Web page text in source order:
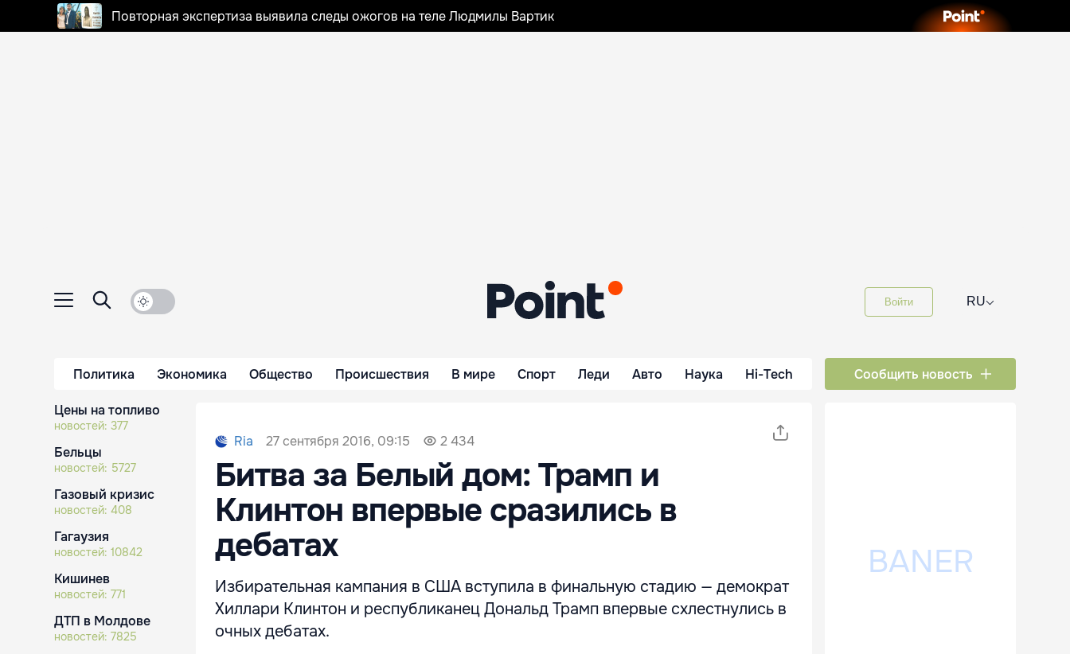
Повторная экспертиза выявила следы ожогов на теле Людмилы Вартик
Войти RU⌵
Политика Экономика Общество Происшествия В мире Спорт Леди Авто Наука Hi-Tech Сообщить новость
Цены на топливо
новостей: 377
Бельцы
новостей: 5727
Газовый кризис
новостей: 408
Гагаузия
новостей: 10842
Кишинев
новостей: 771
ДТП в Молдове
новостей: 7825
Ria 27 сентября 2016, 09:15 2 434
Битва за Белый дом: Трамп и
Клинтон впервые сразились в
дебатах
Избирательная кампания в США вступила в финальную стадию — демократ
Хиллари Клинтон и республиканец Дональд Трамп впервые схлестнулись в
очных дебатах.